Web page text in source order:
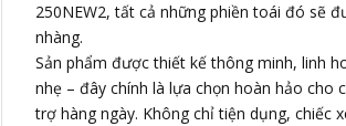
250NEW2, tất cả những phiền toái đó sẽ
nhàng.
Sản phẩm được thiết kế thông minh, linh
nhẹ – đây chính là lựa chọn hoàn hảo cho
trợ hàng ngày. Không chỉ tiện dụng, chiếc